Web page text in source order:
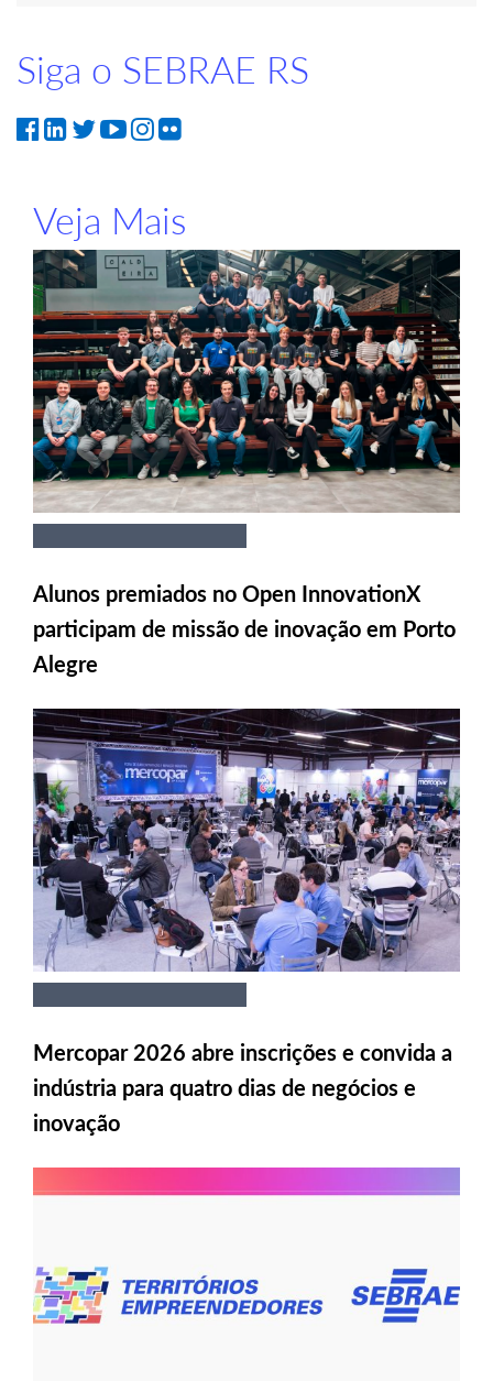
Siga o SEBRAE RS
Veja Mais
Alunos premiados no Open InnovationX
participam de missão de inovação em Porto
Alegre
Mercopar 2026 abre inscrições e convida a
indústria para quatro dias de negócios e
inovação